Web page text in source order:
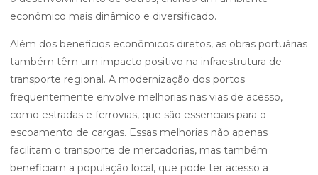
econômico mais dinâmico e diversificado.
Além dos benefícios econômicos diretos, as obras portuárias
também têm um impacto positivo na infraestrutura de
transporte regional. A modernização dos portos
frequentemente envolve melhorias nas vias de acesso,
como estradas e ferrovias, que são essenciais para o
escoamento de cargas. Essas melhorias não apenas
facilitam o transporte de mercadorias, mas também
beneficiam a população local, que pode ter acesso a